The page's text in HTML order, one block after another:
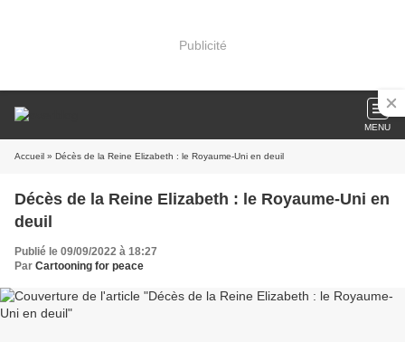
Publicité
MENU
Accueil » Décès de la Reine Elizabeth : le Royaume-Uni en deuil
Décès de la Reine Elizabeth : le Royaume-Uni en
deuil
Publié le 09/09/2022 à 18:27
Par Cartooning for peace